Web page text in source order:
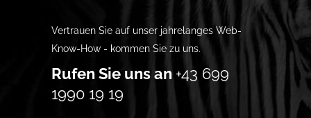
Vertrauen Sie auf unser jahrelanges Web-
Know-How - kommen Sie zu uns.
Rufen Sie uns an +43 699
1990 19 19